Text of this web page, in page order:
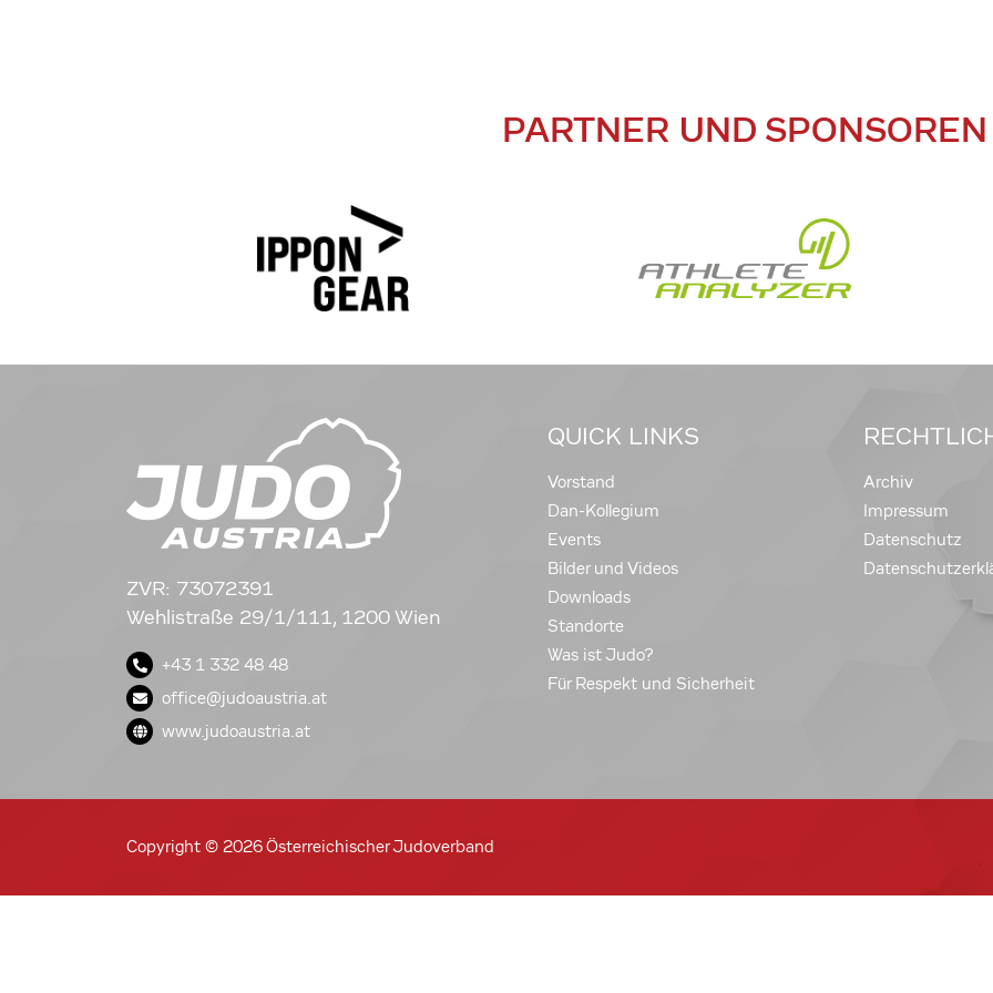
PARTNER UND SPONSOREN
ZVR: 73072391
Wehlistraße 29/1/111, 1200 Wien
+43 1 332 48 48
office@judoaustria.at
www.judoaustria.at
QUICK LINKS
Vorstand
Dan-Kollegium
Events
Bilder und Videos
Downloads
Standorte
Was ist Judo?
Für Respekt und Sicherheit
Archiv
Impressum
Datenschutz
Copyright © 2026 Österreichischer Judoverband